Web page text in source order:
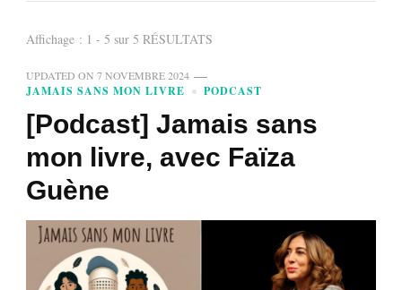
Affichage : 1 - 5 sur 5 RÉSULTATS
UPDATED ON 7 NOVEMBRE 2024
JAMAIS SANS MON LIVRE PODCAST
[Podcast] Jamais sans
mon livre, avec Faïza
Guène